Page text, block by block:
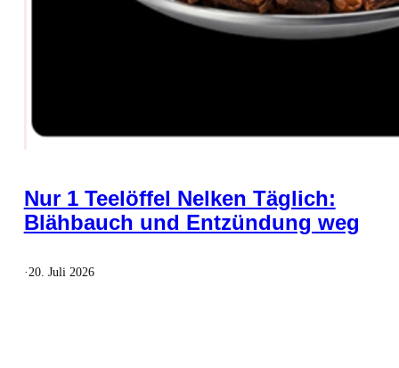
Nur 1 Teelöffel Nelken Täglich:
Blähbauch und Entzündung weg
· 20. Juli 2026